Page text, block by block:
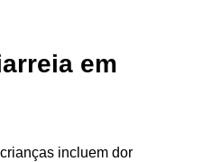
em
incluem dor